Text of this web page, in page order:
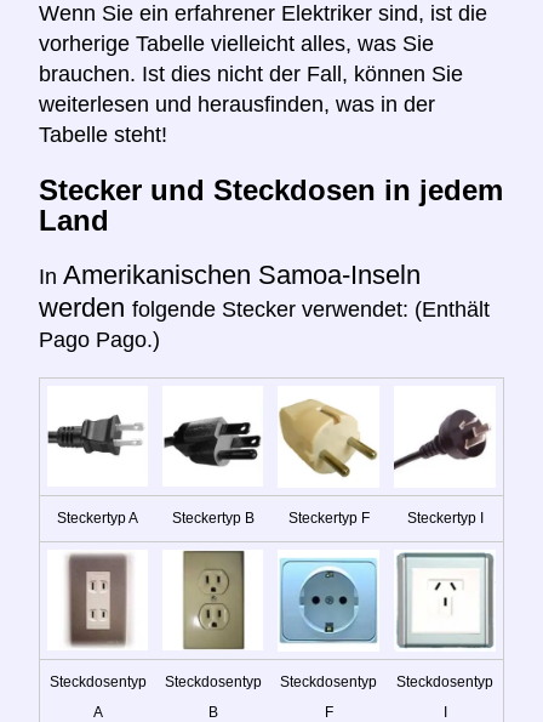
Wenn Sie ein erfahrener Elektriker sind, ist die
vorherige Tabelle vielleicht alles, was Sie
brauchen. Ist dies nicht der Fall, können Sie
weiterlesen und herausfinden, was in der
Tabelle steht!
Stecker und Steckdosen in jedem
Land
In Amerikanischen Samoa-Inseln
werden folgende Stecker verwendet: (Enthält
Pago Pago.)
Steckertyp A Steckertyp B Steckertyp F Steckertyp I
Steckdosentyp
A
Steckdosentyp
B
Steckdosentyp
F
Steckdosentyp
I